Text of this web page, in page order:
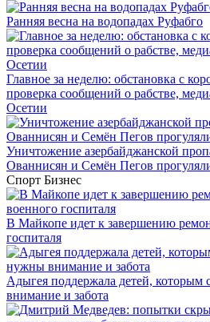
Ранняя весна на водопадах Руфабго
Главное за неделю: обстановка с
проверка сообщений о рабстве,
Осетии
Уничтожение азербайджанской
Ованнисян и Семён Пегов
Спорт Бизнес
В Майкопе идет к завершению
госпиталя
Адыгея поддержала детей, которым
внимание и забота